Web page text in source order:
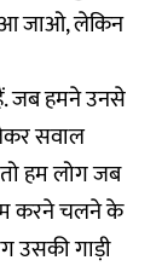
आ जाओ, लेकिन
जब हमने उनसे
सवाल
हम लोग जब
करने चलने के
उसकी गाड़ी